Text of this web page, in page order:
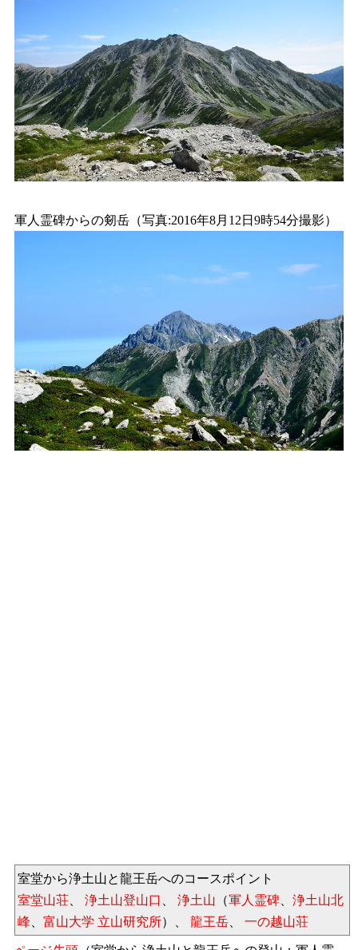
軍人霊碑からの剱岳（写真:2016年8月12日9時54分撮影）
室堂から浄土山と龍王岳へのコースポイント
室堂山荘
浄土山登山口 浄土山 （軍人霊碑
浄土山北
峰
富山大学 立山研究所）、 龍王岳 一の越山荘